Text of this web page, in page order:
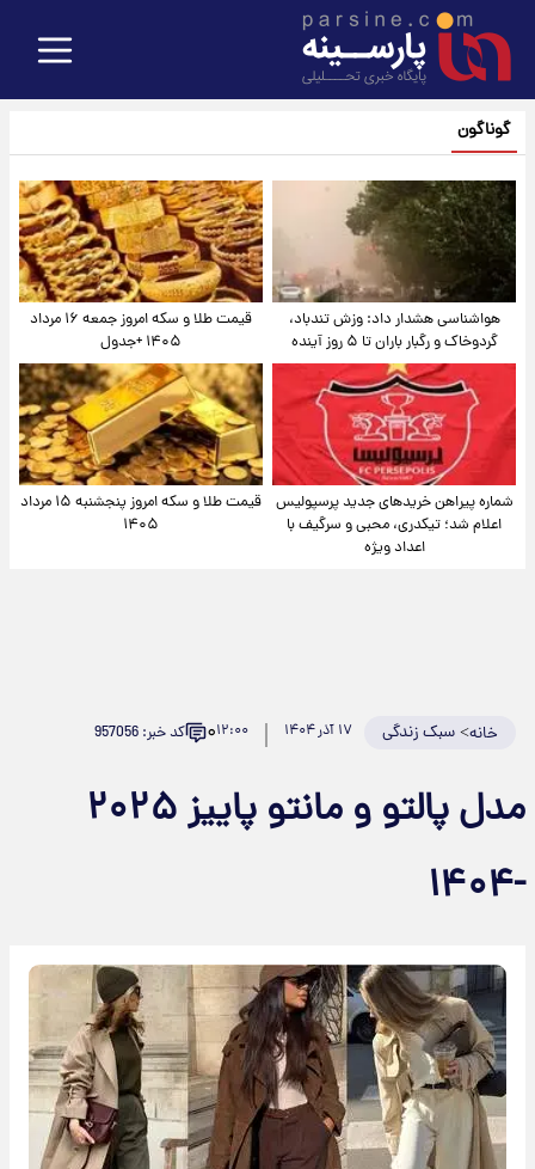
گوناگون
هواشناسی هشدار داد: وزش تندباد،
گردوخاک و رگبار باران تا ۵ روز آینده
قیمت طلا و سکه امروز جمعه ۱۶ مرداد
۱۴۰۵ +جدول
شماره پیراهن خریدهای جدید پرسپولیس
اعلام شد؛ تیکدری، محبی و سرگیف با
اعداد ویژه
قیمت طلا و سکه امروز پنجشنبه ۱۵ مرداد
۱۴۰۵
خانه>سبک زندگی ۱۷ آذر ۱۴۰۴ ۱۲:۰۰۰ کد خبر: 957056
مدل پالتو و مانتو پاییز ۲۰۲۵
-۱۴۰۴